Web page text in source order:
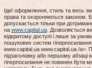
Ідеї оформлення, стиль та весь
права та охороняються законом.
допускається тільки при
на www.capital.ua . Дозволяється
відкритому доступі і лише за
пошукових систем
www.capital.ua www.capital.ua /a>.
підзаголовку або першому
гіперпосилання не повинен бути